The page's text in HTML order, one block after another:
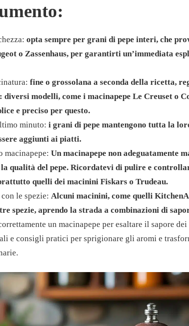
opta sempre per grani di pepe interi, che
o Zassenhaus, per garantirti un’immediata
fine o grossolana a seconda della ricetta,
diversi modelli, come i macinapepe Le Creuset o
e preciso per questo.
minuto: i grani di pepe mantengono tutta la
aggiunti ai piatti.
macinapepe: Un macinapepe non adeguatamente
qualità del pepe. Ricordatevi di pulire e
quelli dei macinini Fiskars o Trudeau.
le spezie: Alcuni macinini, come quelli
spezie, aprendo la strada a combinazioni di
un macinapepe per esaltare il sapore
e consigli pratici per sprigionare gli aromi e